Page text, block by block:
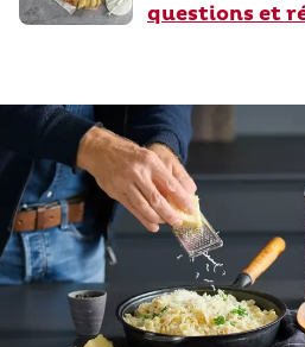
questions et